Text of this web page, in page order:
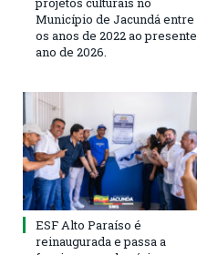
Município de Jacundá entre
os anos de 2022 ao presente
ano de 2026.
ESF Alto Paraíso é
reinaugurada e passa a